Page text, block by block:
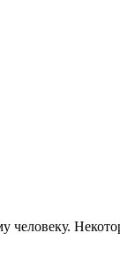
человеку.